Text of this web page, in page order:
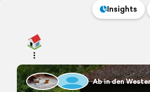
Insights
Ab in den